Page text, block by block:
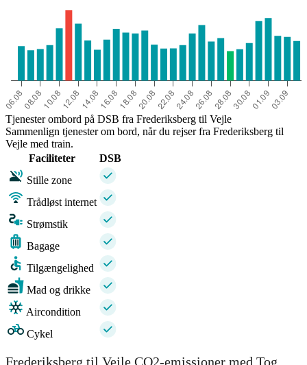
Tjenester ombord på DSB fra Frederiksberg til Vejle
Sammenlign tjenester om bord, når du rejser fra Frederiksberg til
Vejle med train.
Faciliteter
DSB
Stille zone
Trådløst internet
Strømstik
Bagage
Tilgængelighed
Mad og drikke
Aircondition
Cykel
Frederiksberg til Vejle CO2-emissioner med Tog